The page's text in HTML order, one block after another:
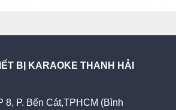
BỊ KARAOKE THANH HẢI
8, P. Bến Cát,TPHCM (Bình